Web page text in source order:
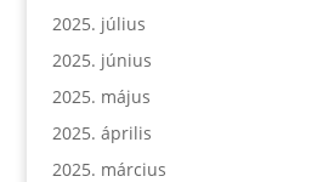
2025. július
2025. június
2025. május
2025. április
2025. március